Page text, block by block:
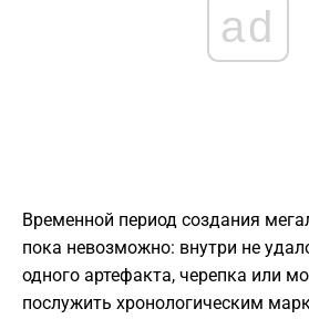
ad
Временной период создания
пока невозможно: внутри не
одного артефакта, черепка или
послужить хронологическим